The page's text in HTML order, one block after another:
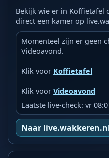
Bekijk wie er in Koffietafel
direct een kamer op
Momenteel zijn er geen
Videoavond.
Klik voor Koffietafel
Klik voorVideoavond
Laatste live-check: vr
Naar live.wakkeren.nl